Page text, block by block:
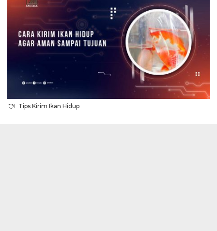
Tips Kirim Ikan Hidup